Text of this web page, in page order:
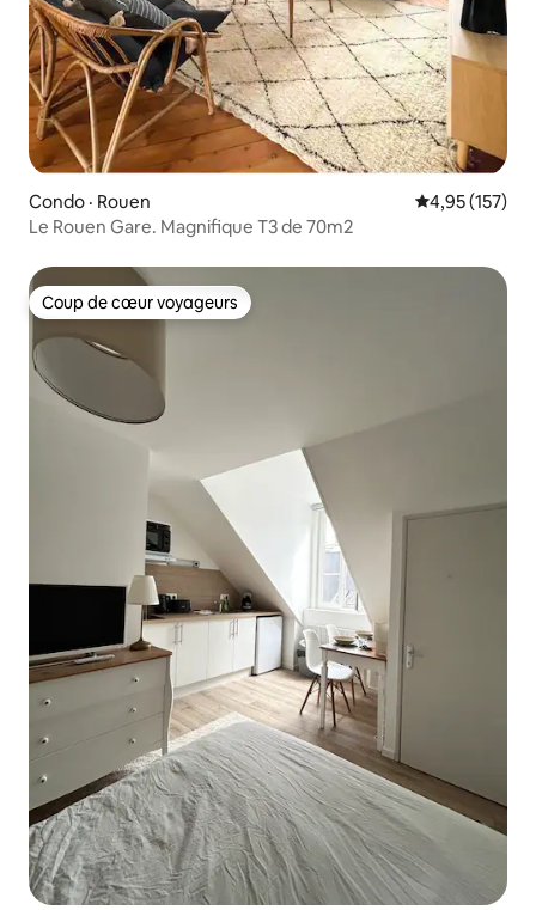
Condo · Rouen Note
4,95 (157)
Le Rouen Gare. Magnifique T3 de 70m2
Coup de cœur voyageurs
Coup de cœur voyageurs